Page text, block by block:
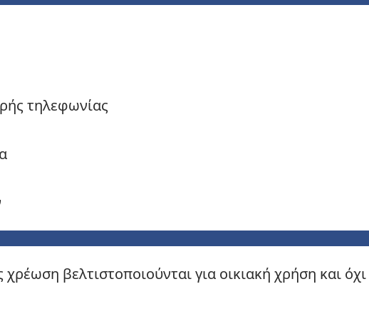
τηλεφωνίας
βελτιστοποιούνται για οικιακή χρήση και όχι